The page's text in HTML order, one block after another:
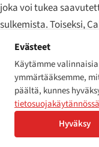
joka voi tukea
sulkemista. Toiseksi,
ministerillisestä
kuten laajentaminen
palveluille,
2.2:een kun EN 301
eskalointipolku
täytäntöönpanon
Evästeet
Käytämme
ymmärtääksemme,
päältä, kunnes
Hyväksy